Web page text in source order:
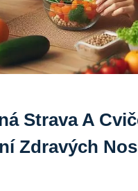
Strava ‌a
‍zdravých